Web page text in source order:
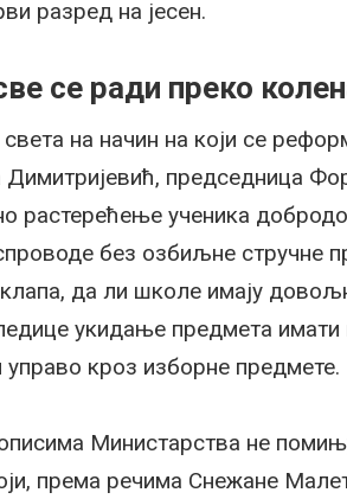
разред на јесен.
се ради преко
света на начин на који се
председница
растерећење ученика
без озбиљне стручне
да ли школе имају
укидање предмета
кроз изборне предмете.
Министарства не
према речима Снежане